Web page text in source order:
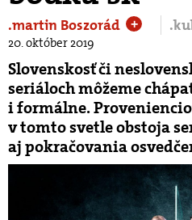
.martin Boszorád +
20. október 2019
Slovenskosť či
seriáloch môžeme
i formálne.
v tomto svetle obstoja
aj pokračovania